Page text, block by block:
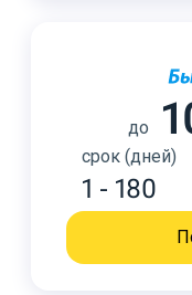
до
срок (дней)
1 - 180